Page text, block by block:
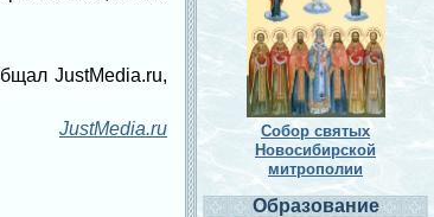
JustMedia.ru,
JustMedia.ru
Собор святых
Новосибирской
митрополии
Образование